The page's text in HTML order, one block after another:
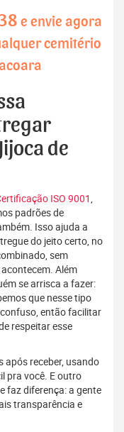
e envie agora
cemitério
de
ISO 9001,
padrões de
Isso ajuda a
do jeito certo, no
sem
Além
se arrisca a fazer:
que nesse tipo
então facilitar
respeitar esse
após receber, usando
pra você. E outro
faz diferença: a gente
transparência e